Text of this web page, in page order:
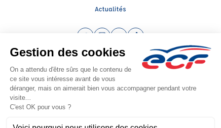
Actualités
Facebook (nouvelle fenêtre)
Instagram (nouvelle fenêtre)
YouTube (nouvelle fenêtre)
TikTok (nouvelle fenêtre)
Raison sociale : SUD PREVENTION SECURITE GRAND PUBLIC - Capital social:
0€
SIREN: 814514188 - Numéro de TVA intracommunautaire:
Agrément n°E2308400030